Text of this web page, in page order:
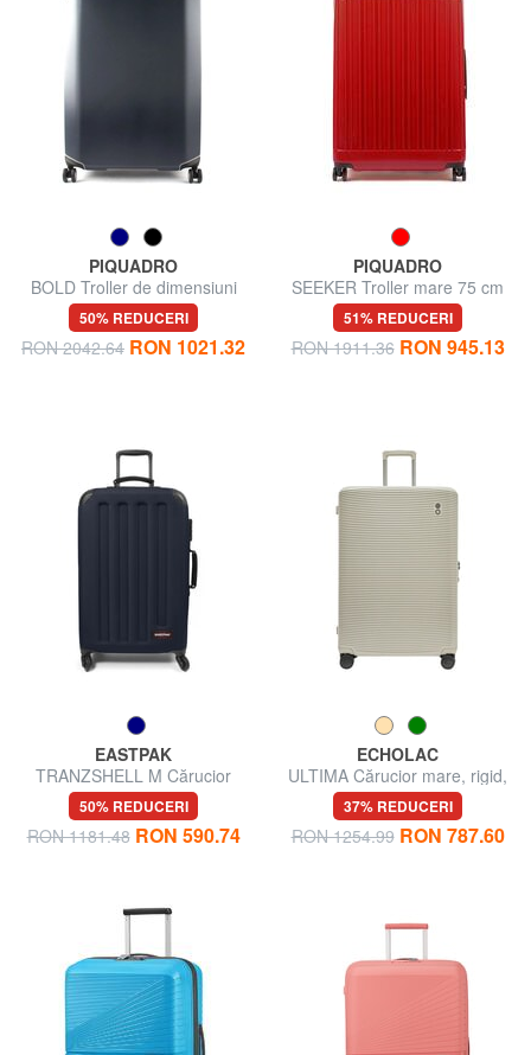
PIQUADRO
BOLD Troller de dimensiuni
mari
50% REDUCERI
RON 2042.64 RON 1021.32
PIQUADRO
SEEKER Troller mare 75 cm
51% REDUCERI
RON 1911.36 RON 945.13
EASTPAK
TRANZSHELL M Cărucior
mediu
50% REDUCERI
RON 1181.48 RON 590.74
ECHOLAC
ULTIMA Cărucior mare, rigid,
extensibil
37% REDUCERI
RON 1254.99 RON 787.60